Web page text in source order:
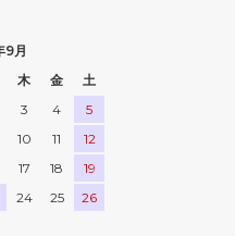
9月
木 金
土
3 4
5
10 11
12
17 18
19
24 25
26